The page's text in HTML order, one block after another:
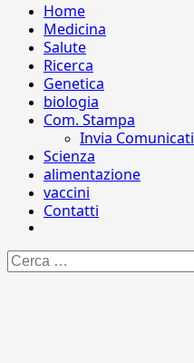
Home
Medicina
Salute
Ricerca
Genetica
biologia
Com. Stampa
Invia Comunicati
Scienza
alimentazione
vaccini
Contatti
Ricerca
per: